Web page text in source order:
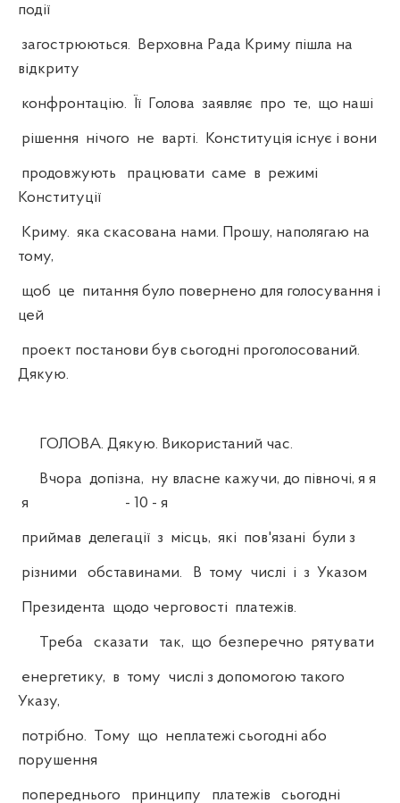
події
загострюються. Верховна Рада Криму пішла на
відкриту
конфронтацію. Її Голова заявляє про те, що наші
рішення нічого не варті. Конституція існує і вони
продовжують працювати саме в режимі
Конституції
Криму. яка скасована нами. Прошу, наполягаю на
тому,
щоб це питання було повернено для голосування і
цей
проект постанови був сьогодні проголосований.
Дякую.
ГОЛОВА. Дякую. Використаний час.
Вчора допізна, ну власне кажучи, до півночі, я я
я - 10 - я
приймав делегації з місць, які пов'язані були з
різними обставинами. В тому числі і з Указом
Президента щодо черговості платежів.
Треба сказати так, що безперечно рятувати
енергетику, в тому числі з допомогою такого
Указу,
потрібно. Тому що неплатежі сьогодні або
порушення
попереднього принципу платежів сьогодні